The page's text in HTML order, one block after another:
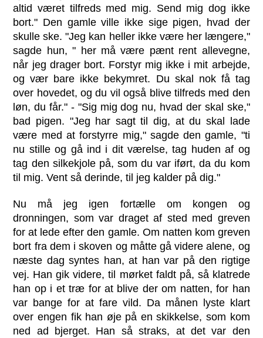
altid været tilfreds med mig. Send mig dog ikke
bort." Den gamle ville ikke sige pigen, hvad der
skulle ske. "Jeg kan heller ikke være her længere,"
sagde hun, " her må være pænt rent allevegne,
når jeg drager bort. Forstyr mig ikke i mit arbejde,
og vær bare ikke bekymret. Du skal nok få tag
over hovedet, og du vil også blive tilfreds med den
løn, du får." - "Sig mig dog nu, hvad der skal ske,"
bad pigen. "Jeg har sagt til dig, at du skal lade
være med at forstyrre mig," sagde den gamle, "ti
nu stille og gå ind i dit værelse, tag huden af og
tag den silkekjole på, som du var iført, da du kom
til mig. Vent så derinde, til jeg kalder på dig."
Nu må jeg igen fortælle om kongen og
dronningen, som var draget af sted med greven
for at lede efter den gamle. Om natten kom greven
bort fra dem i skoven og måtte gå videre alene, og
næste dag syntes han, at han var på den rigtige
vej. Han gik videre, til mørket faldt på, så klatrede
han op i et træ for at blive der om natten, for han
var bange for at fare vild. Da månen lyste klart
over engen fik han øje på en skikkelse, som kom
ned ad bjerget. Han så straks, at det var den